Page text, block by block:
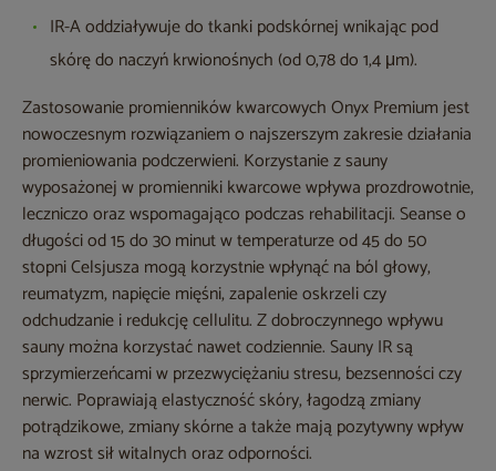
IR-A oddziaływuje do tkanki podskórnej wnikając pod
skórę do naczyń krwionośnych (od 0,78 do 1,4 μm).
Zastosowanie promienników kwarcowych Onyx Premium jest
nowoczesnym rozwiązaniem o najszerszym zakresie działania
promieniowania podczerwieni. Korzystanie z sauny
wyposażonej w promienniki kwarcowe wpływa prozdrowotnie,
leczniczo oraz wspomagająco podczas rehabilitacji. Seanse o
długości od 15 do 30 minut w temperaturze od 45 do 50
stopni Celsjusza mogą korzystnie wpłynąć na ból głowy,
reumatyzm, napięcie mięśni, zapalenie oskrzeli czy
odchudzanie i redukcję cellulitu. Z dobroczynnego wpływu
sauny można korzystać nawet codziennie. Sauny IR są
sprzymierzeńcami w przezwyciężaniu stresu, bezsenności czy
nerwic. Poprawiają elastyczność skóry, łagodzą zmiany
potrądzikowe, zmiany skórne a także mają pozytywny wpływ
na wzrost sił witalnych oraz odporności.